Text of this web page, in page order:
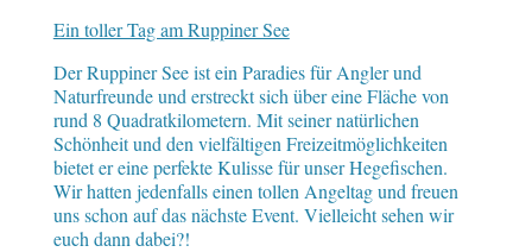
Ein toller Tag am Ruppiner See
Der Ruppiner See ist ein Paradies für Angler und
Naturfreunde und erstreckt sich über eine Fläche von
rund 8 Quadratkilometern. Mit seiner natürlichen
Schönheit und den vielfältigen Freizeitmöglichkeiten
bietet er eine perfekte Kulisse für unser Hegefischen.
Wir hatten jedenfalls einen tollen Angeltag und freuen
uns schon auf das nächste Event. Vielleicht sehen wir
euch dann dabei?!